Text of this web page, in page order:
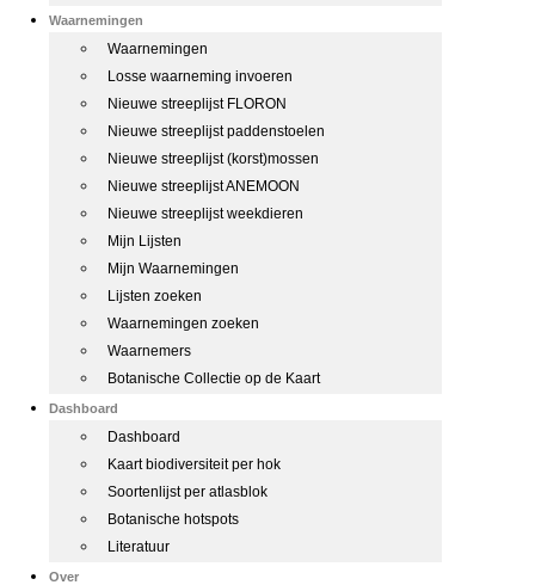
Waarnemingen
Waarnemingen
Losse waarneming invoeren
Nieuwe streeplijst FLORON
Nieuwe streeplijst paddenstoelen
Nieuwe streeplijst (korst)mossen
Nieuwe streeplijst ANEMOON
Nieuwe streeplijst weekdieren
Mijn Lijsten
Mijn Waarnemingen
Lijsten zoeken
Waarnemingen zoeken
Waarnemers
Botanische Collectie op de Kaart
Dashboard
Dashboard
Kaart biodiversiteit per hok
Soortenlijst per atlasblok
Botanische hotspots
Literatuur
Over